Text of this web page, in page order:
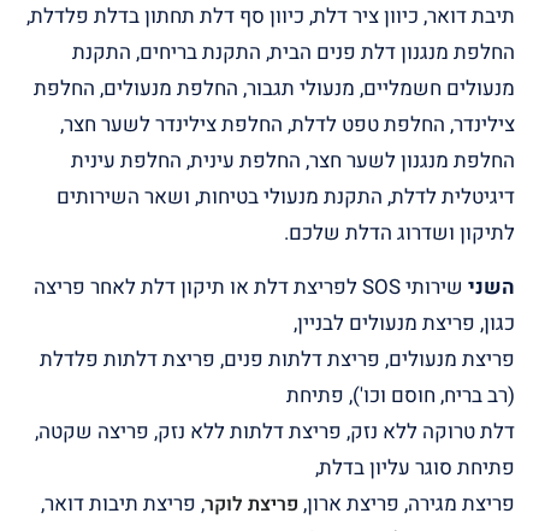
תיבת דואר, כיוון ציר דלת, כיוון סף דלת תחתון בדלת פלדלת,
החלפת מנגנון דלת פנים הבית, התקנת בריחים, התקנת
מנעולים חשמליים, מנעולי תגבור, החלפת מנעולים, החלפת
צילינדר, החלפת טפט לדלת, החלפת צילינדר לשער חצר,
החלפת מנגנון לשער חצר, החלפת עינית, החלפת עינית
דיגיטלית לדלת, התקנת מנעולי בטיחות, ושאר השירותים
לתיקון ושדרוג הדלת שלכם.
השני
שירותי SOS לפריצת דלת או תיקון דלת לאחר פריצה
כגון, פריצת מנעולים לבניין,
פריצת מנעולים, פריצת דלתות פנים, פריצת דלתות פלדלת
(רב בריח, חוסם וכו'), פתיחת
דלת טרוקה ללא נזק, פריצת דלתות ללא נזק, פריצה שקטה,
פתיחת סוגר עליון בדלת,
פריצת מגירה, פריצת ארון, פריצת לוקר, פריצת תיבות דואר,